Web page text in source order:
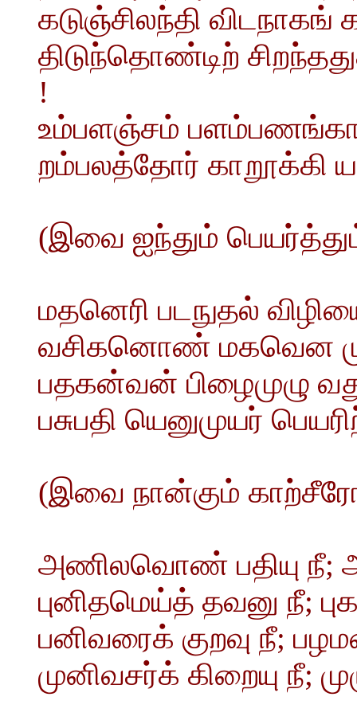
கடுஞ்சிலந்தி
திடுந்தொண்டிற்
!
உம்பளஞ்சம் பளம்பணங்கா
றம்பலத்தோர் காறூக்கி
(இவை ஐந்தும்
மதனெரி படநுதல்
வசிகனொண் மகவென
பதகன்வன் பிழைமுழு
பசுபதி யெனுமுயர்
(இவை நான்கும்
அணிலவொண் பதியு நீ;
புனிதமெய்த் தவனு நீ;
பனிவரைக் குறவு நீ;
முனிவசர்க் கிறையு நீ;